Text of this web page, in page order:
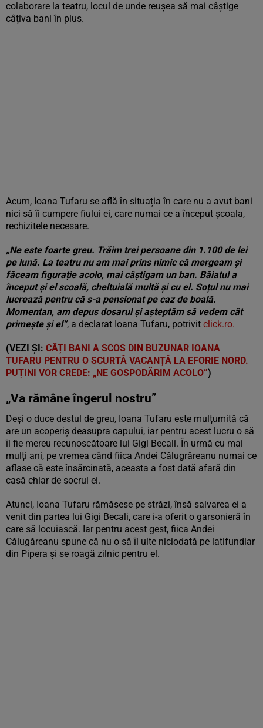
colaborare la teatru, locul de unde reușea să mai câștige
câțiva bani în plus.
Acum, Ioana Tufaru se află în situația în care nu a avut bani
nici să îi cumpere fiului ei, care numai ce a început școala,
rechizitele necesare.
„Ne este foarte greu. Trăim trei persoane din 1.100 de lei
pe lună. La teatru nu am mai prins nimic că mergeam și
făceam figurație acolo, mai câștigam un ban. Băiatul a
început și el scoală, cheltuială multă și cu el. Soțul nu mai
lucrează pentru că s-a pensionat pe caz de boală.
Momentan, am depus dosarul și așteptăm să vedem cât
primește și el”, a declarat Ioana Tufaru, potrivit click.ro.
(VEZI ȘI: CÂȚI BANI A SCOS DIN BUZUNAR IOANA
TUFARU PENTRU O SCURTĂ VACANȚĂ LA EFORIE NORD.
PUȚINI VOR CREDE: „NE GOSPODĂRIM ACOLO”)
„Va rămâne îngerul nostru”
Deși o duce destul de greu, Ioana Tufaru este mulțumită că
are un acoperiș deasupra capului, iar pentru acest lucru o să
îi fie mereu recunoscătoare lui Gigi Becali. În urmă cu mai
mulți ani, pe vremea când fiica Andei Călugrăreanu numai ce
aflase că este însărcinată, aceasta a fost dată afară din
casă chiar de socrul ei.
Atunci, Ioana Tufaru rămăsese pe străzi, însă salvarea ei a
venit din partea lui Gigi Becali, care i-a oferit o garsonieră în
care să locuiască. Iar pentru acest gest, fiica Andei
Călugăreanu spune că nu o să îl uite niciodată pe latifundiar
din Pipera și se roagă zilnic pentru el.